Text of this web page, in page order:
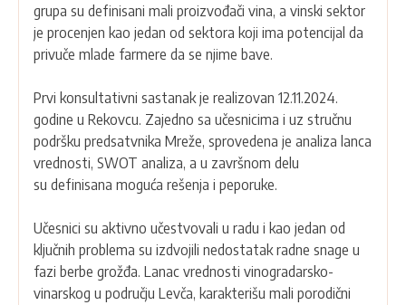
grupa su definisani mali proizvođači vina, a vinski sektor
je procenjen kao jedan od sektora koji ima potencijal da
privuče mlade farmere da se njime bave.
Prvi konsultativni sastanak je realizovan 12.11.2024.
godine u Rekovcu. Zajedno sa učesnicima i uz stručnu
podršku predsatvnika Mreže, sprovedena je analiza lanca
vrednosti, SWOT analiza, a u završnom delu
su definisana moguća rešenja i peporuke.
Učesnici su aktivno učestvovali u radu i kao jedan od
ključnih problema su izdvojili nedostatak radne snage u
fazi berbe grožđa. Lanac vrednosti vinogradarsko-
vinarskog u području Levča, karakterišu mali porodični